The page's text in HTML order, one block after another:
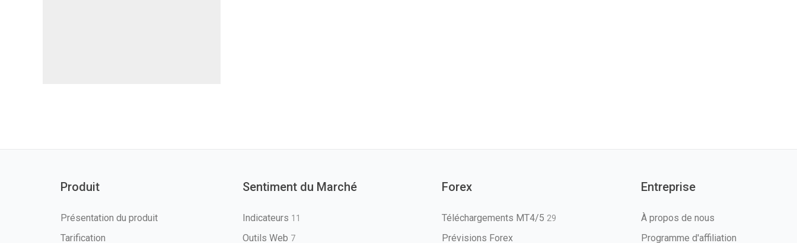
Produit
Présentation du produit
Tarification
Sentiment du Marché
Indicateurs 11
Outils Web 7
Forex
Téléchargements MT4/5 29
Prévisions Forex
Entreprise
À propos de nous
Programme d'affiliation